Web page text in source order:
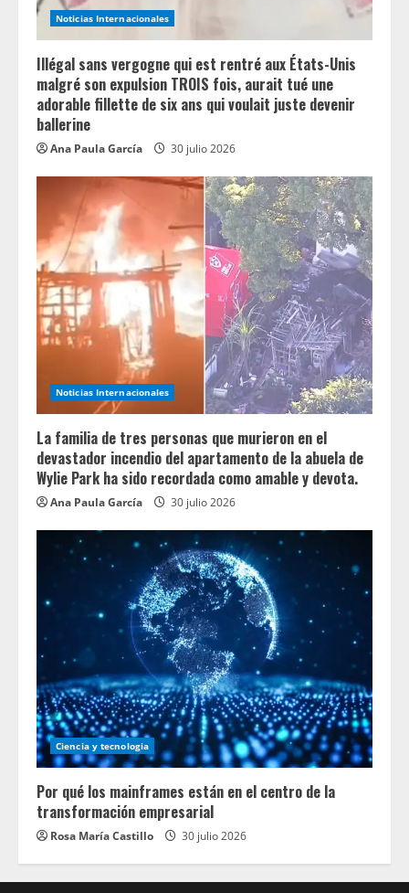
Noticias Internacionales
Illégal sans vergogne qui est rentré aux États-Unis
malgré son expulsion TROIS fois, aurait tué une
adorable fillette de six ans qui voulait juste devenir
ballerine
Ana Paula García 30 julio 2026
Noticias Internacionales
La familia de tres personas que murieron en el
devastador incendio del apartamento de la abuela de
Wylie Park ha sido recordada como amable y devota.
Ana Paula García 30 julio 2026
Ciencia y tecnologia
Por qué los mainframes están en el centro de la
transformación empresarial
Rosa María Castillo 30 julio 2026